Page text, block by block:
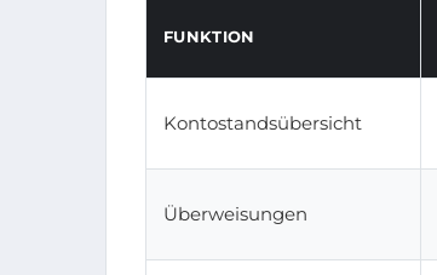
FUNKTION
Kontostandsübersicht
Überweisungen